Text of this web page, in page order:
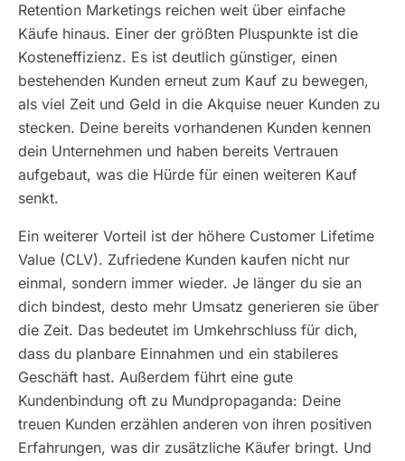
Retention Marketings reichen weit über einfache
Käufe hinaus. Einer der größten Pluspunkte ist die
Kosteneffizienz. Es ist deutlich günstiger, einen
bestehenden Kunden erneut zum Kauf zu bewegen,
als viel Zeit und Geld in die Akquise neuer Kunden zu
stecken. Deine bereits vorhandenen Kunden kennen
dein Unternehmen und haben bereits Vertrauen
aufgebaut, was die Hürde für einen weiteren Kauf
senkt.
Ein weiterer Vorteil ist der höhere Customer Lifetime
Value (CLV). Zufriedene Kunden kaufen nicht nur
einmal, sondern immer wieder. Je länger du sie an
dich bindest, desto mehr Umsatz generieren sie über
die Zeit. Das bedeutet im Umkehrschluss für dich,
dass du planbare Einnahmen und ein stabileres
Geschäft hast. Außerdem führt eine gute
Kundenbindung oft zu Mundpropaganda: Deine
treuen Kunden erzählen anderen von ihren positiven
Erfahrungen, was dir zusätzliche Käufer bringt. Und